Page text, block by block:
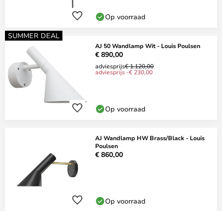
Op voorraad
SUMMER DEAL
AJ 50 Wandlamp Wit - Louis Poulsen
€ 890,00
adviesprijs€ 1.120,00
adviesprijs -€ 230,00
Op voorraad
AJ Wandlamp HW Brass/Black - Louis
Poulsen
€ 860,00
Op voorraad